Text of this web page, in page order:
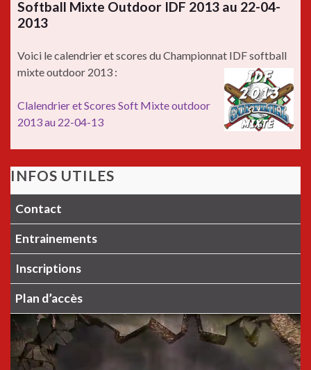
Softball Mixte Outdoor IDF 2013 au 22-04-
2013
Voici le calendrier et scores du Championnat IDF softball
mixte outdoor 2013 :
Clalendrier et Scores Soft Mixte outdoor
2013 au 22-04-13
INFOS UTILES
Contact
Entrainements
Inscriptions
Plan d’accès